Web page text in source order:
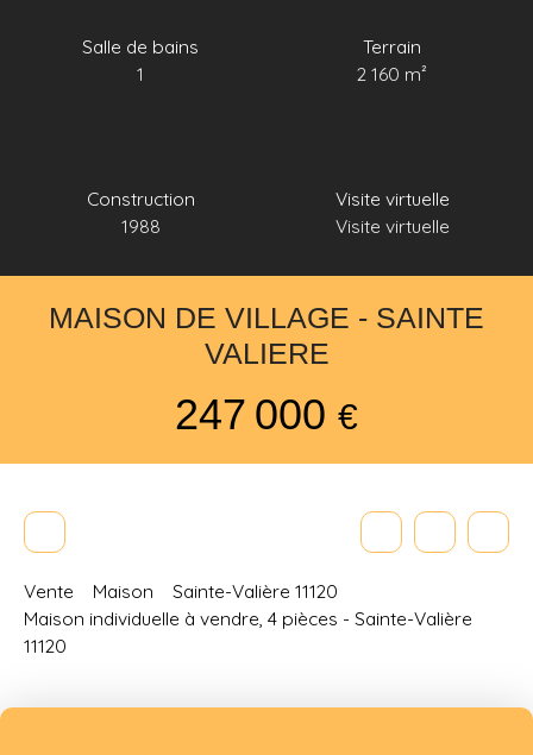
Salle de bains
1
Terrain
2 160 m²
Construction
1988
Visite virtuelle
Visite virtuelle
MAISON DE VILLAGE - SAINTE
VALIERE
247 000 €
Vente Maison
Sainte-Valière 11120
Maison individuelle à vendre, 4 pièces - Sainte-Valière
11120